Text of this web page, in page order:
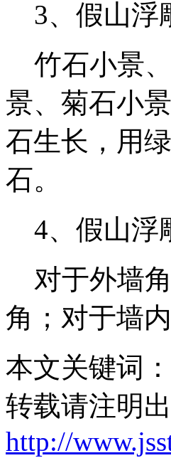
3、假山浮
竹石小景
景、菊石小
石生长，用
石。
4、假山浮
对于外墙
角；对于墙
本文关键词
转载请注明出
http://